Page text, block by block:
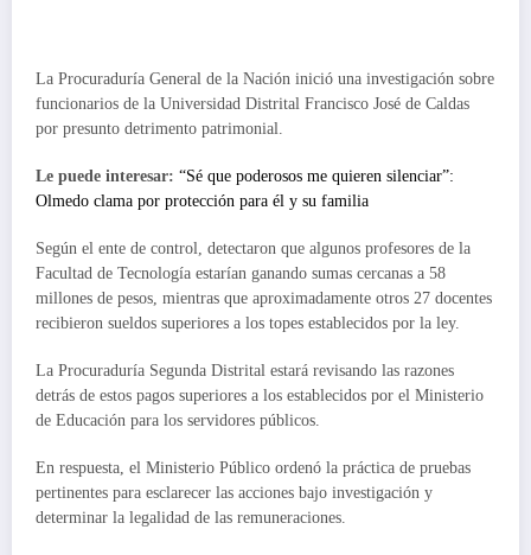
La Procuraduría General de la Nación inició una investigación sobre
funcionarios de la Universidad Distrital Francisco José de Caldas
por presunto detrimento patrimonial.
Le puede interesar: “Sé que poderosos me quieren silenciar”:
Olmedo clama por protección para él y su familia
Según el ente de control, detectaron que algunos profesores de la
Facultad de Tecnología estarían ganando sumas cercanas a 58
millones de pesos, mientras que aproximadamente otros 27 docentes
recibieron sueldos superiores a los topes establecidos por la ley.
La Procuraduría Segunda Distrital estará revisando las razones
detrás de estos pagos superiores a los establecidos por el Ministerio
de Educación para los servidores públicos.
En respuesta, el Ministerio Público ordenó la práctica de pruebas
pertinentes para esclarecer las acciones bajo investigación y
determinar la legalidad de las remuneraciones.